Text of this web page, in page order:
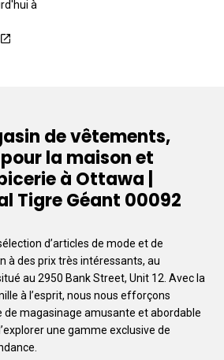
à
de vêtements,
la maison et
à Ottawa |
Tigre Géant 00092
d’articles de mode et de
à des prix très intéressants, au
au 2950 Bank Street, Unit 12. Avec la
à l’esprit, nous nous efforçons
de magasinage amusante et abordable
une gamme exclusive de